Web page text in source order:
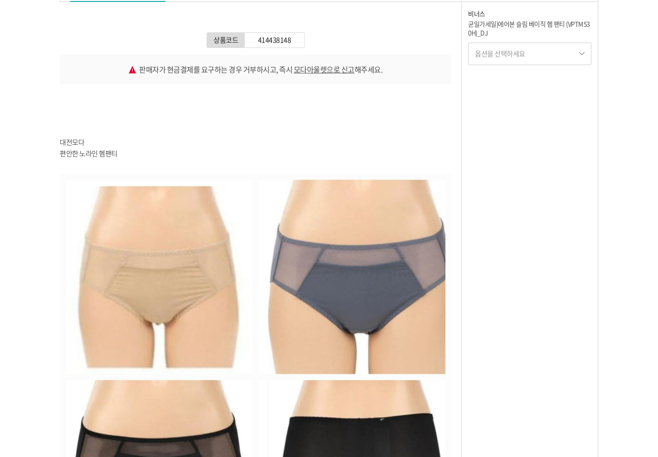
상품코드 414438148
판매자가 현금결제를 요구하는 경우 거부하시고, 즉시모다아울렛으로 신고해주세요.
비너스
균일가세일)에어본 슬림 베이직 헴 팬티 (VPTM53
0H)_DJ
옵션을 선택하세요